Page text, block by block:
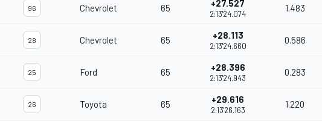
96 Chevrolet 65 +27.527
2:13'24.074
1.483
28 Chevrolet 65 +28.113
2:13'24.660
0.586
25 Ford 65 +28.396
2:13'24.943
0.283
26 Toyota 65 +29.616
2:13'26.163
1.220